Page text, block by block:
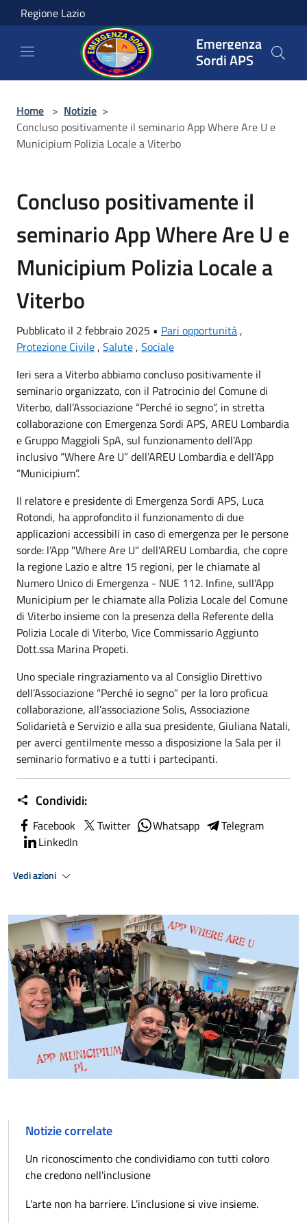
Salta al contenuto principale
Regione Lazio
Emergenza
Sordi APS
Home > Notizie >
Concluso positivamente il seminario App Where Are U e
Municipium Polizia Locale a Viterbo
Concluso positivamente il
seminario App Where Are U e
Municipium Polizia Locale a
Viterbo
Pubblicato il 2 febbraio 2025 • Pari opportunità,
Protezione Civile, Salute, Sociale
Ieri sera a Viterbo abbiamo concluso positivamente il
seminario organizzato, con il Patrocinio del Comune di
Viterbo, dall’Associazione “Perché io segno”, in stretta
collaborazione con Emergenza Sordi APS, AREU Lombardia
e Gruppo Maggioli SpA, sul funzionamento dell’App
inclusivo “Where Are U” dell’AREU Lombardia e dell’App
“Municipium”.
Il relatore e presidente di Emergenza Sordi APS, Luca
Rotondi, ha approfondito il funzionamento di due
applicazioni accessibili in caso di emergenza per le persone
sorde: l’App "Where Are U" dell'AREU Lombardia, che copre
la regione Lazio e altre 15 regioni, per le chiamate al
Numero Unico di Emergenza - NUE 112. Infine, sull’App
Municipium per le chiamate alla Polizia Locale del Comune
di Viterbo insieme con la presenza della Referente della
Polizia Locale di Viterbo, Vice Commissario Aggiunto
Dott.ssa Marina Propeti.
Uno speciale ringraziamento va al Consiglio Direttivo
dell’Associazione “Perché io segno” per la loro proficua
collaborazione, all’associazione Solis, Associazione
Solidarietà e Servizio e alla sua presidente, Giuliana Natali,
per averci gentilmente messo a disposizione la Sala per il
seminario formativo e a tutti i partecipanti.
Condividi:
Facebook Twitter Whatsapp
Telegram
LinkedIn
Vedi azioni
Notizie correlate
Un riconoscimento che condividiamo con tutti coloro
che credono nell'inclusione
L'arte non ha barriere. L'inclusione si vive insieme.